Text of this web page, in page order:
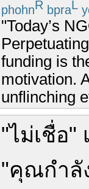
phohnR bpraL
"Today’s
funding is
motivation.
unflinching
"ไม่เชื่อ"
"คุณกำลั